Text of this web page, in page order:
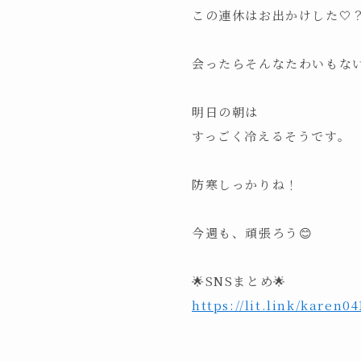
この連休はお出かけした🤍？
会ったらそんなたわいもな
明日の朝は
すっごく冷えるそうです。
防寒しっかりね！
今週も、頑張ろう😊
🌟SNSまとめ🌟
https://lit.link/